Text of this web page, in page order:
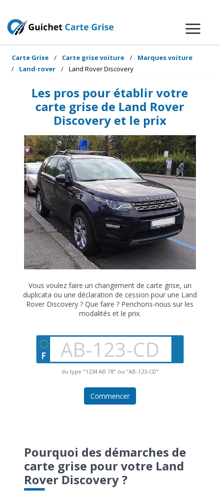
Carte Grise Carte grise voiture
Marques voiture
Land-rover
Land Rover Discovery
Les pros pour établir votre
carte grise de Land Rover
Discovery et le prix
Vous voulez faire un changement de carte grise, un
duplicata ou une déclaration de cession pour une Land
Rover Discovery ? Que faire ? Penchons-nous sur les
modalités et le prix.
du type "1234 AB 78" ou "AB-123-CD"
Commencer
Pourquoi des démarches de
carte grise pour votre Land
Rover Discovery ?